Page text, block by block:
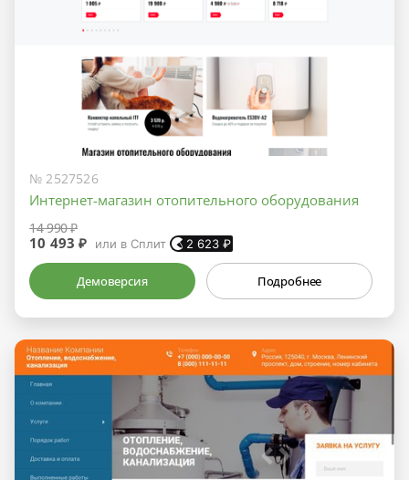
№ 2527526
Интернет-магазин отопительного оборудования
14 990 ₽
10 493 ₽ или в Сплит 2 623₽
Демоверсия Подробнее